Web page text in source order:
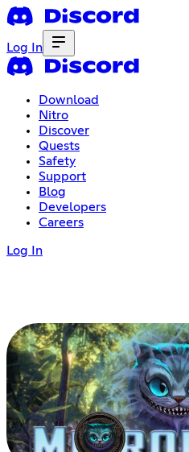
Log In
Download
Nitro
Discover
Quests
Safety
Support
Blog
Developers
Careers
Log In